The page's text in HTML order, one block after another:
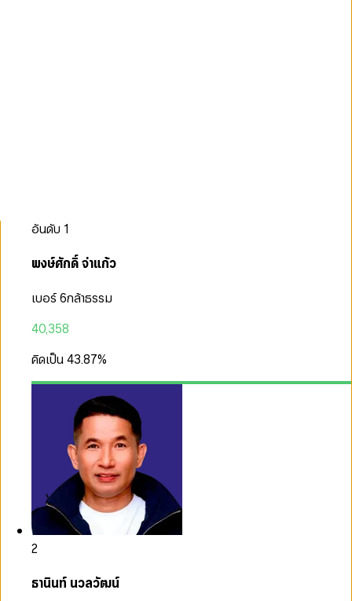
อันดับ 1
พงษ์ศักดิ์ จ่าแก้ว
เบอร์ 6กล้าธรรม
40,358
คิดเป็น43.87%
2
ธานินท์ นวลวัฒน์